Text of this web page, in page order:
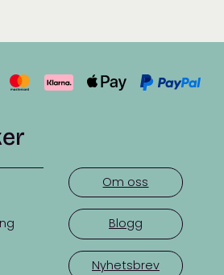
Om oss
Blogg
Nyhetsbrev